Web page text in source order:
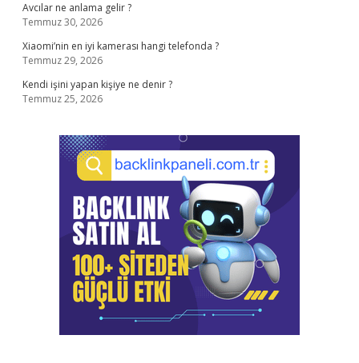
Avcılar ne anlama gelir ?
Temmuz 30, 2026
Xiaomi’nin en iyi kamerası hangi telefonda ?
Temmuz 29, 2026
Kendi işini yapan kişiye ne denir ?
Temmuz 25, 2026